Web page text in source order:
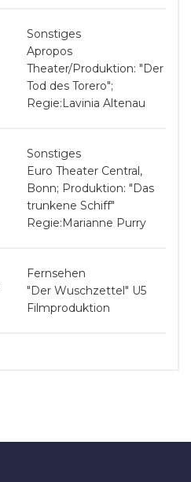
Sonstiges
Apropos
Theater/Produktion: "Der
Tod des Torero";
Regie:Lavinia Altenau
Sonstiges
Euro Theater Central,
Bonn; Produktion: "Das
trunkene Schiff"
Regie:Marianne Purry
Fernsehen
"Der Wuschzettel" U5
Filmproduktion